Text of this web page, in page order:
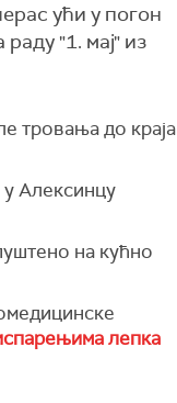
ући у погон
"1. мај" из
тровања до краја
Алексинцу
на кућно
лепка